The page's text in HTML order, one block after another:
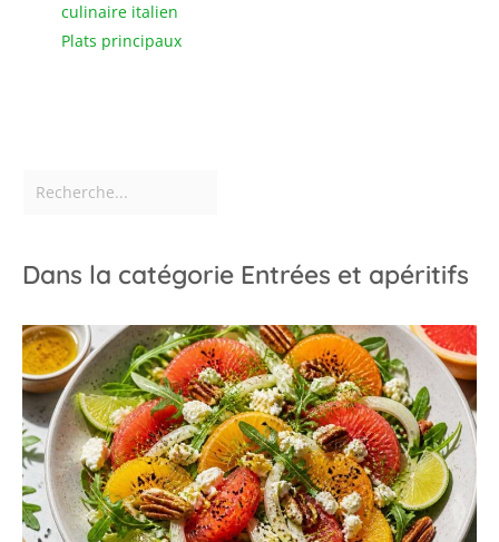
culinaire italien
Plats principaux
Dans la catégorie Entrées et apéritifs